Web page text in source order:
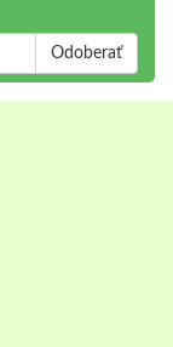
Odoberať